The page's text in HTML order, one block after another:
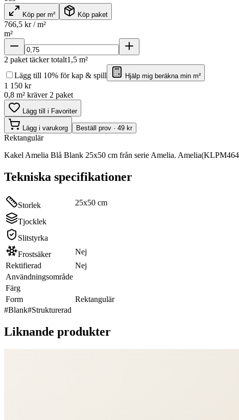
Köp per m² Köp paket
766,5 kr / m²
m²
2 paket täcker totalt1,5 m²
Lägg till 10% för kap & spill
Hjälp mig beräkna min m²
1 150 kr
0,8 m² kräver 2 paket
Lägg till i Favoriter
Lägg i varukorg Beställ prov · 49 kr
Rektangulär
Kakel Amelia Blå Blank 25x50 cm från serie Amelia.
Tekniska specifikationer
Storlek 25x50 cm
Tjocklek
Slitstyrka
Frostsäker
Nej
Rektifierad
Nej
Användningsområde
Färg
Form
Rektangulär
#Blank#Strukturerad
Liknande produkter